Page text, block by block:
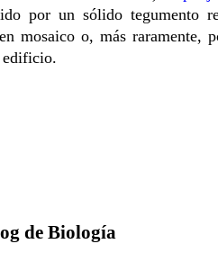
por un sólido tegumento
mosaico o, más raramente,
edificio.
de Biología